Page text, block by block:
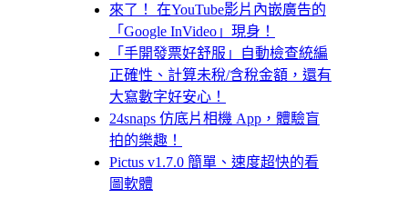
來了！ 在YouTube影片內嵌廣告的
「Google InVideo」現身！
「手開發票好舒服」自動檢查統編
正確性、計算未稅/含稅金額，還有
大寫數字好安心！
24snaps 仿底片相機 App，體驗盲
拍的樂趣！
Pictus v1.7.0 簡單、速度超快的看
圖軟體